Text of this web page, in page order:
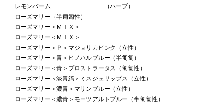
レモンバーム （ハーブ）
ローズマリー（半匍匐性）
ローズマリー＜ＭＩＸ＞
ローズマリー＜ＭＩＸ＞
ローズマリー＜Ｐ＞マジョリカピンク（立性）
ローズマリー＜青＞ヒノハルブルー（半匍匐）
ローズマリー＜青＞プロストラータス（匍匐性）
ローズマリー＜淡青縞＞ミスジェサップス（立性）
ローズマリー＜濃青＞マリンブルー（立性）
ローズマリー＜濃青＞モーツアルトブルー（半匍匐性）